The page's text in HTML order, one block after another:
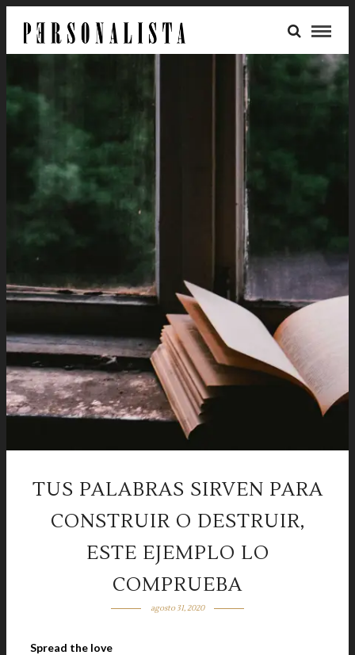
TUS PALABRAS SIRVEN PARA
CONSTRUIR O DESTRUIR,
ESTE EJEMPLO LO
COMPRUEBA
agosto 31, 2020
Spread the love